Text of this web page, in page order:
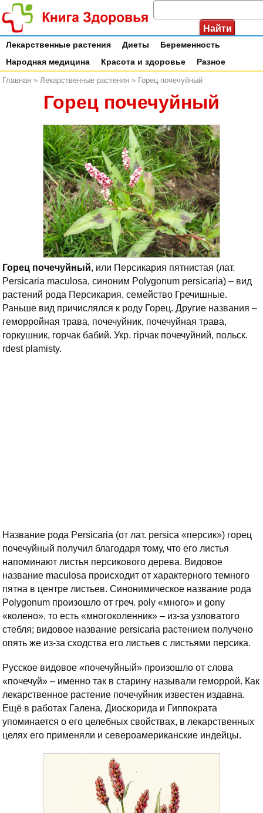
Лекарственные растения Диеты
Беременность
Народная медицина
Красота и здоровье Разное
Главная » Лекарственные растения » Горец почечуйный
Горец почечуйный
Горец почечуйный, или Персикария пятнистая (лат.
Persicaria maculosa, синоним Polygonum persicaria) – вид
растений рода Персикария, семейство Гречишные.
Раньше вид причислялся к роду Горец. Другие названия –
геморройная трава, почечуйник, почечуйная трава,
горкушник, горчак бабий. Укр. гірчак почечуйний, польск.
rdest plamisty.
Название рода Persicaria (от лат. persica «персик») горец
почечуйный получил благодаря тому, что его листья
напоминают листья персикового дерева. Видовое
название maculosa происходит от характерного темного
пятна в центре листьев. Синонимическое название рода
Polygonum произошло от греч. poly «много» и gony
«колено», то есть «многоколенник» – из-за узловатого
стебля; видовое название persicaria растением получено
опять же из-за сходства его листьев с листьями персика.
Русское видовое «почечуйный» произошло от слова
«почечуй» – именно так в старину называли геморрой. Как
лекарственное растение почечуйник известен издавна.
Ещё в работах Галена, Диоскорида и Гиппократа
упоминается о его целебных свойствах, в лекарственных
целях его применяли и североамериканские индейцы.